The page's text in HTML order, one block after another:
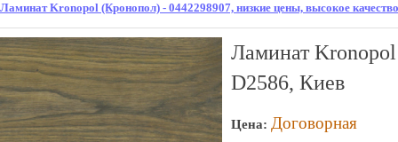
Ламинат Kronopol (Кронопол) - 0442298907, низкие цены, высокое
Ламинат
D2586, Киев
Цена: Договорная